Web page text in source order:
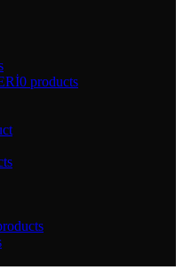
0 products